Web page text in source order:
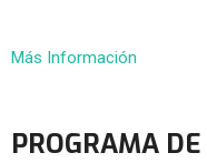
Más Información
PROGRAMA